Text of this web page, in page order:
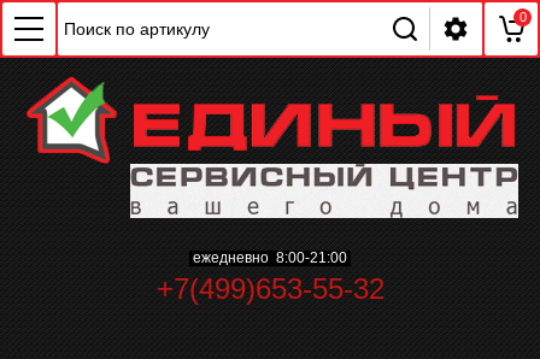
0
ежедневно 8:00-21:00
+7(499)653-55-32
ChatApp
online
Мессенджеры